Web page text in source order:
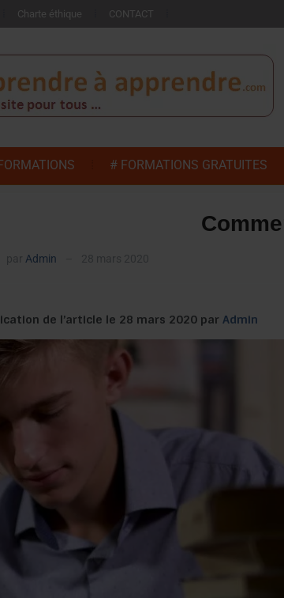
Charte éthique CONTACT
# FORMATIONS GRATUITES
Admin
de l’article le 28 mars 2020 par Admin